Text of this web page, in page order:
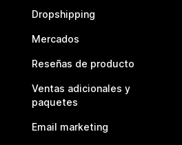
Dropshipping
Mercados
Reseñas de producto
Ventas adicionales y
paquetes
Email marketing